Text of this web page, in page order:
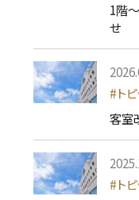
1階
せ
ト
客室
ト